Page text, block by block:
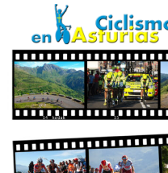
CICLISMO EN